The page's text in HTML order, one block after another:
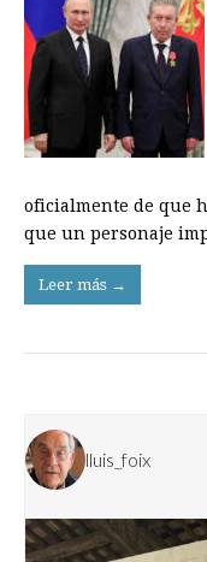
oficialmente de que
que un personaje
Leer más →
lluis_foix